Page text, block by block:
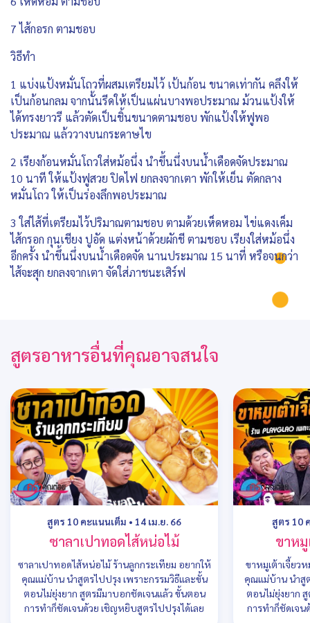
7 ไส้กอรก ตามชอบ
วิธีทำ
1 แบ่งแป้งหมั่นโถวที่ผสมเตรียมไว้ เป้นก้อน ขนาดเท่ากัน คลึงให้
เป็นก้อนกลม จากนั้นรีดให้เป็นแผ่นบางพอประมาณ ม้วนแป้งให้
ได้ทรงยาวรี แล้วตัดเป็นชิ้นขนาดตามชอบ พักแป้งให้ฟูพอ
ประมาณ แล้ววางบนกระดาษไข
2 เรียงก้อนหมั่นโถวใส่หม้อนึ่ง นำขึ้นนึ่งบนน้ำเดือดจัดประมาณ
10 นาที ให้แป้งฟูสวย ปิดไฟ ยกลงจากเตา พักให้เย็น ตัดกลาง
หมั่นโถว ให้เป็นร่องลึกพอประมาณ
3 ใส่ไส้ที่เตรียมไว้ปริมาณตามชอบ ตามด้วยเห็ดหอม ไข่แดงเค็ม
ไส้กรอก กุนเชียง ปูอัด แต่งหน้าด้วยผักชี ตามชอบ เรียงใส่หม้อนึ่ง
อีกครั้ง นำขึ้นนึ่งบนน้ำเดือดจัด นานประมาณ 15 นาที่ หรือจนกว่า
ไส้จะสุก ยกลงจากเตา จัดใส่ภาชนะเสิร์ฟ
สูตรอาหารอื่นที่คุณอาจสนใจ
สูตร 10 คะแนนเต็ม • 14 เม.ย. 66
ซาลาเปาทอดไส้หน่อไม้
ซาลาเปาทอดไส้หน่อไม้ ร้านลูกกระเทียม อยากให้
คุณแม่บ้าน นำสูตรไปปรุง เพราะกรรมวิธีและขั้น
ตอนไม่ยุ่งยาก สูตรมีมาบอกชัดเจนแล้ว ขั้นตอน
การทำก็ชัดเจนด้วย เชิญหยิบสูตรไปปรุงได้เลย
สูตร 10
ขาหมู
ขาหมูเต้าเจี้ยว
คุณแม่บ้าน นำสู
ตอนไม่ยุ่งยาก
การทำก็ชัดเจน